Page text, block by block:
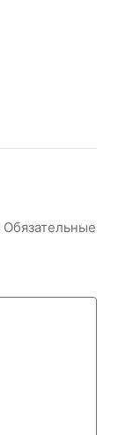
Обязательные